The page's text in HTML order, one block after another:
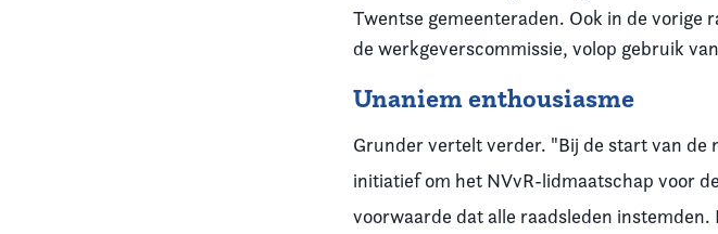
Twentse gemeenteraden. Ook in de vorige
de werkgeverscommissie, volop gebruik
Unaniem enthousiasme
Grunder vertelt verder. "Bij de start van de
initiatief om het NVvR-lidmaatschap voor
voorwaarde dat alle raadsleden